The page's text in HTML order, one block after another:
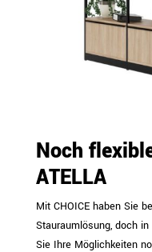
Noch
ATELLA
Mit CHOICE haben Sie
Stauraumlösung, doch
Sie Ihre Möglichkeiten